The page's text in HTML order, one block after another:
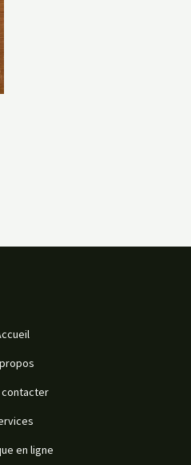
contacter
en ligne